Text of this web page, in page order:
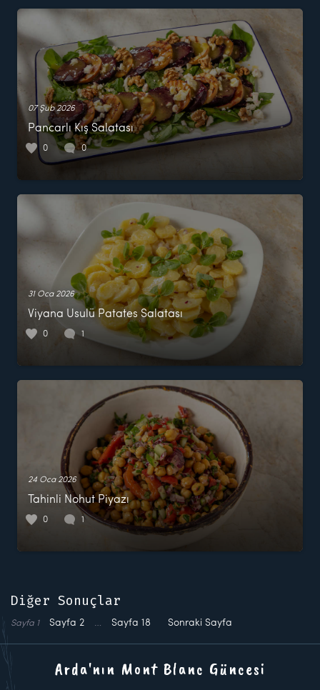
07 Şub 2026
Pancarlı Kış Salatası
0 0
31 Oca 2026
Viyana Usulü Patates Salatası
0 1
24 Oca 2026
Tahinli Nohut Piyazı
0 1
Diğer Sonuçlar
Sayfa 1 Sayfa 2 … Sayfa 18 Sonraki Sayfa
Arda'nın Mont Blanc Güncesi